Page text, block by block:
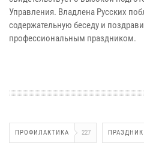
Управления. Владлена Русских
содержательную беседу и
профессиональным праздником.
ПРОФИЛАКТИКА 227 ПРАЗДНИК